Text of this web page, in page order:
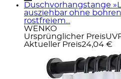
Duschvorhangstange
ausziehbar ohne bohren,
rostfreiem...
WENKO
Ursprünglicher Preis
Aktueller Preis24,04 €